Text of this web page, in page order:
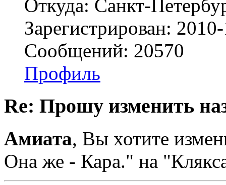
Откуда: Санкт-
Зарегистрирован:
Сообщений: 20570
Профиль
Re: Прошу изменить
Амиата, Вы хотите
Она же - Кара." на